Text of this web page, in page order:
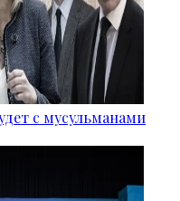
с мусульманами